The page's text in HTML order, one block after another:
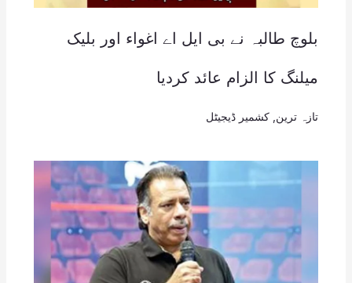
بلوچ طالبہ نے بی ایل اے اغواء اور بلیک
میلنگ کا الزام عائد کردیا
تازہ ترین کشمیر ڈیجیٹل